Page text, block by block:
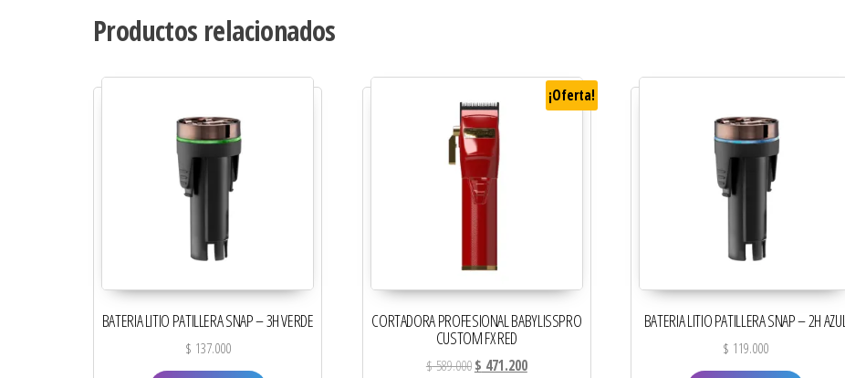
Productos relacionados
BATERIA LITIO PATILLERA SNAP – 3H VERDE
$ 137.000
¡Oferta!
CORTADORA PROFESIONAL BABYLISSPRO
CUSTOM FX RED
$589.000El precio original era: $ 589.000.
$ 471.200El precio actual es: $ 471.200.
BATERIA LITIO PATILLERA SNAP – 2H AZUL
$ 119.000